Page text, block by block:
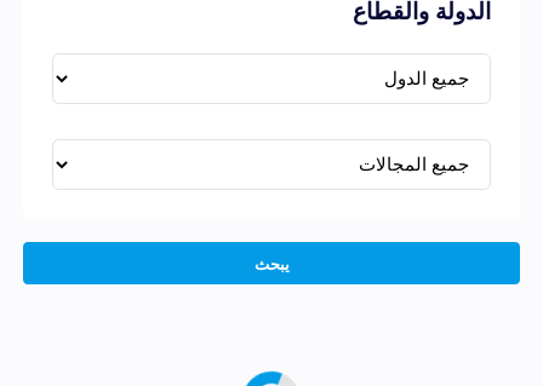
الدولة والقطاع
يبحث